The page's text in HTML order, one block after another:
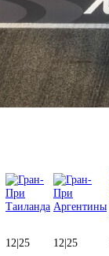
12|25 12|25